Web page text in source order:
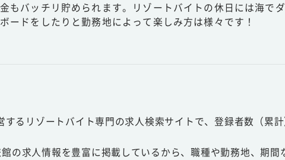
もバッチリ貯められます。リゾートバイトの休日には海で
ドをしたりと勤務地によって楽しみ方は様々です！
るリゾートバイト専門の求人検索サイトで、登録者数（累
の求人情報を豊富に掲載しているから、職種や勤務地、期間